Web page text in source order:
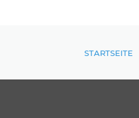
STARTSEITE